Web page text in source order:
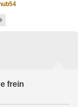
frein